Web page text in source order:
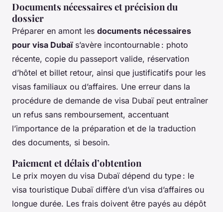
Documents nécessaires et précision du
dossier
Préparer en amont les documents nécessaires
pour visa Dubaïs’avère incontournable : photo
récente, copie du passeport valide, réservation
d’hôtel et billet retour, ainsi que justificatifs pour les
visas familiaux ou d’affaires. Une erreur dans la
procédure de demande de visa Dubaï peut entraîner
un refus sans remboursement, accentuant
l’importance de la préparation et de la traduction
des documents, si besoin.
Paiement et délais d’obtention
Le prix moyen du visa Dubaï dépend du type : le
visa touristique Dubaï diffère d’un visa d’affaires ou
longue durée. Les frais doivent être payés au dépôt